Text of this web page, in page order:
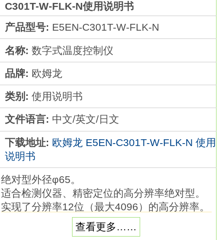
C301T-W-FLK-N使用说明书
产品型号: E5EN-C301T-W-FLK-N
名称: 数字式温度控制仪
品牌: 欧姆龙
类别: 使用说明书
文件语言: 中文/英文/日文
下载地址: 欧姆龙 E5EN-C301T-W-FLK-N 使用
说明书
绝对型外径φ65。
适合检测仪器、精密定位的高分辨率绝对型。
实现了分辨率12位（最大4096）的高分辨率。
响应频率为40kHz的高速响应
输出备有格雷码与BCD码E5EN-C301T-W-
查看更多……